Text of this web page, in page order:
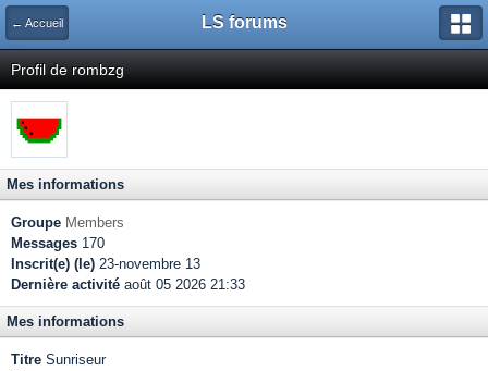
← Accueil LS forums
Profil de rombzg
Mes informations
Groupe Members
Messages 170
Inscrit(e) (le) 23-novembre 13
Dernière activité août 05 2026 21:33
Mes informations
Titre Sunriseur